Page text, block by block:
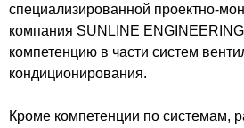
специализированной проектно-
компания SUNLINE
компетенцию в части систем
кондиционирования.
Кроме компетенции по системам,